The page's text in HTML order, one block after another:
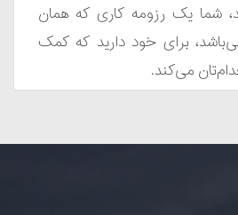
شما یک رزومه کاری که همان
برای خود دارید که کمک
می‌کند.